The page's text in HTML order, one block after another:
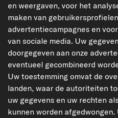
Onze verzendpartner
kfzteile24.de
carpardoo.dk
en weergaven, voor het
maken van
advertentiecampagnes en
van sociale media. Uw
doorgegeven aan onze
eventueel gecombineerd
Uw toestemming omvat de
landen, waar de autoriteiten
uw gegevens en uw rechten
kunnen worden